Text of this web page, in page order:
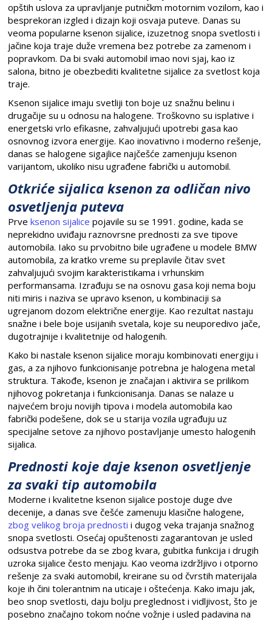
opštih uslova za upravljanje putničkm motornim vozilom, kao i
besprekoran izgled i dizajn koji osvaja puteve. Danas su
veoma popularne ksenon sijalice, izuzetnog snopa svetlosti i
jačine koja traje duže vremena bez potrebe za zamenom i
popravkom. Da bi svaki automobil imao novi sjaj, kao iz
salona, bitno je obezbediti kvalitetne sijalice za svetlost koja
traje.
Ksenon sijalice imaju svetliji ton boje uz snažnu belinu i
drugačije su u odnosu na halogene. Troškovno su isplative i
energetski vrlo efikasne, zahvaljujući upotrebi gasa kao
osnovnog izvora energije. Kao inovativno i moderno rešenje,
danas se halogene sigajlice najčešće zamenjuju ksenon
varijantom, ukoliko nisu ugrađene fabrički u automobil.
Otkriće sijalica ksenon za odličan nivo
osvetljenja puteva
Prveksenon sijalice pojavile su se 1991. godine, kada se
neprekidno uviđaju raznovrsne prednosti za sve tipove
automobila. Iako su prvobitno bile ugrađene u modele BMW
automobila, za kratko vreme su preplavile čitav svet
zahvaljujući svojim karakteristikama i vrhunskim
performansama. Izrađuju se na osnovu gasa koji nema boju
niti miris i naziva se upravo ksenon, u kombinaciji sa
ugrejanom dozom električne energije. Kao rezultat nastaju
snažne i bele boje usijanih svetala, koje su neuporedivo jače,
dugotrajnije i kvalitetnije od halogenih.
Kako bi nastale ksenon sijalice moraju kombinovati energiju i
gas, a za njihovo funkcionisanje potrebna je halogena metal
struktura. Takođe, ksenon je značajan i aktivira se prilikom
njihovog pokretanja i funkcionisanja. Danas se nalaze u
najvećem broju novijih tipova i modela automobila kao
fabrički podešene, dok se u starija vozila ugrađuju uz
specijalne setove za njihovo postavljanje umesto halogenih
sijalica.
Prednosti koje daje ksenon osvetljenje
za svaki tip automobila
Moderne i kvalitetne ksenon sijalice postoje duge dve
decenije, a danas sve češće zamenuju klasične halogene,
zbog velikog broja prednosti i dugog veka trajanja snažnog
snopa svetlosti. Osećaj opuštenosti zagarantovan je usled
odsustva potrebe da se zbog kvara, gubitka funkcija i drugih
uzroka sijalice često menjaju. Kao veoma izdržljivo i otporno
rešenje za svaki automobil, kreirane su od čvrstih materijala
koje ih čini tolerantnim na uticaje i oštećenja. Kako imaju jak,
beo snop svetlosti, daju bolju preglednost i vidljivost, što je
posebno značajno tokom noćne vožnje i usled padavina na